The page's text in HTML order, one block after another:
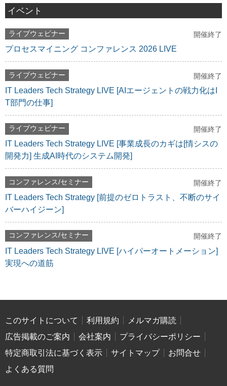
イベント
ライブウェビナー 開催終了
プロセスマイニング コンファレンス 2026 LIVE
ライブウェビナー 開催終了
IT Leaders Tech Strategy LIVE [AIエージェントの戦力化はI
T部門の仕事]
ライブウェビナー 開催終了
IT Leaders Tech Strategy LIVE [事業成長のカギは[情シスの
開発力] 生成AI時代のシステム開発]
コンファレンス/セミナー 開催終了
IT Leaders Tech Strategy [前提のゼロトラスト、不断のサイ
バーハイジーン]
コンファレンス/セミナー 開催終了
IT Leaders Tech Strategy LIVE [ハイパーオートメーション]
実現への道筋
このサイトについて 利用規約
メルマガ購読
広告掲載のご案内
会社案内
プライバシーポリシー
特定商取引法に基づく表示
サイトマップ
お問合せ
よくある質問